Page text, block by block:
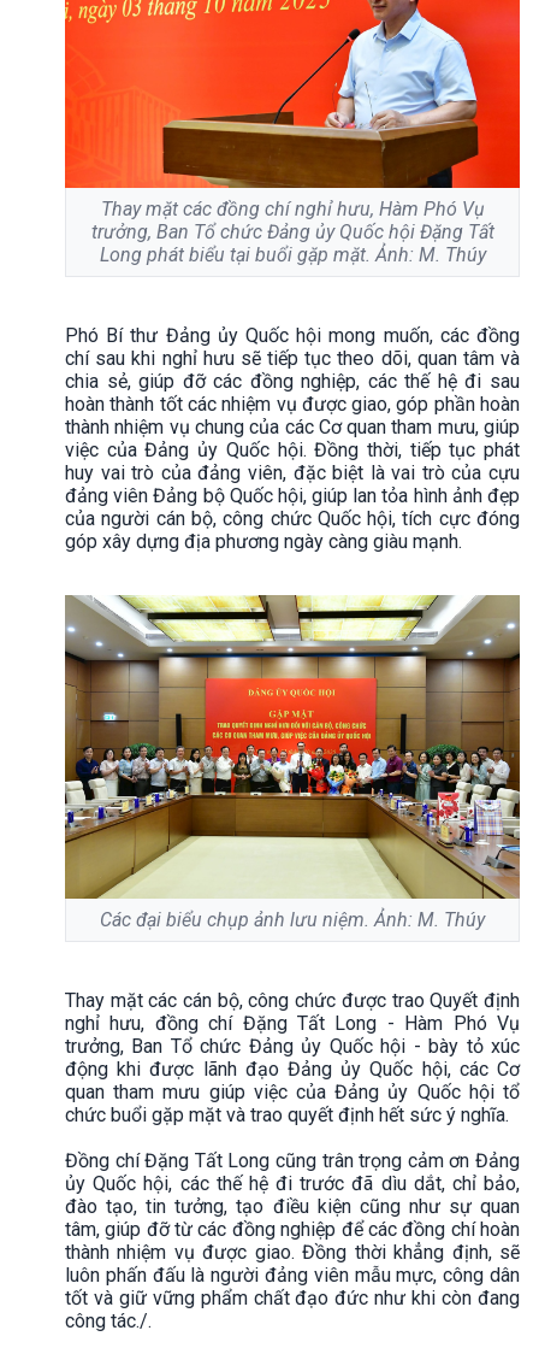
Thay mặt các đồng chí nghỉ hưu, Hàm Phó Vụ
trưởng, Ban Tổ chức Đảng ủy Quốc hội Đặng Tất
Long phát biểu tại buổi gặp mặt. Ảnh: M. Thúy
Phó Bí thư Đảng ủy Quốc hội mong muốn, các đồng
chí sau khi nghỉ hưu sẽ tiếp tục theo dõi, quan tâm và
chia sẻ, giúp đỡ các đồng nghiệp, các thế hệ đi sau
hoàn thành tốt các nhiệm vụ được giao, góp phần hoàn
thành nhiệm vụ chung của các Cơ quan tham mưu, giúp
việc của Đảng ủy Quốc hội. Đồng thời, tiếp tục phát
huy vai trò của đảng viên, đặc biệt là vai trò của cựu
đảng viên Đảng bộ Quốc hội, giúp lan tỏa hình ảnh đẹp
của người cán bộ, công chức Quốc hội, tích cực đóng
góp xây dựng địa phương ngày càng giàu mạnh.
Các đại biểu chụp ảnh lưu niệm. Ảnh: M. Thúy
Thay mặt các cán bộ, công chức được trao Quyết định
nghỉ hưu, đồng chí Đặng Tất Long - Hàm Phó Vụ
trưởng, Ban Tổ chức Đảng ủy Quốc hội - bày tỏ xúc
động khi được lãnh đạo Đảng ủy Quốc hội, các Cơ
quan tham mưu giúp việc của Đảng ủy Quốc hội tổ
chức buổi gặp mặt và trao quyết định hết sức ý nghĩa.
Đồng chí Đặng Tất Long cũng trân trọng cảm ơn Đảng
ủy Quốc hội, các thế hệ đi trước đã dìu dắt, chỉ bảo,
đào tạo, tin tưởng, tạo điều kiện cũng như sự quan
tâm, giúp đỡ từ các đồng nghiệp để các đồng chí hoàn
thành nhiệm vụ được giao. Đồng thời khẳng định, sẽ
luôn phấn đấu là người đảng viên mẫu mực, công dân
tốt và giữ vững phẩm chất đạo đức như khi còn đang
công tác./.